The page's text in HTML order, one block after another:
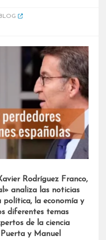
BLOG
Rodríguez Franco,
analiza las noticias
política, la economía y
diferentes temas
de la ciencia
y Manuel